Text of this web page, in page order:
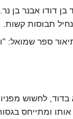
אבנר בן
תבוסות קשות.
ספר שמואל:
לחשוש מפניו
ומתייחס